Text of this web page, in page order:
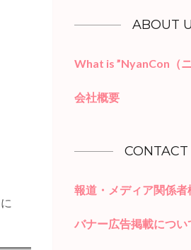
ABOUT
What is ”NyanCon（
会社概要
CONTACT
報道・メディア関係者
バナー広告掲載につい